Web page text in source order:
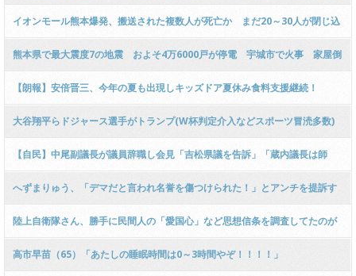
時代に左派の有名人が言ってたら絶対炎上するやろな
イオンモール熊本爆発、搬送された複数人が死亡か まだ20～30人が閉じ込
められ安否不明
熊本県で最大震度7の地震 およそ4万6000戸が停電 宇城市で火事 家屋倒
壊・怪我人情報多数、イオンモールで爆発音
【朗報】安倍晋三、今年の夏も出現しキッズドア夏休み食料支援継続！
大谷翔平らドジャース選手がトランプ(W杯判定介入などスポーツ冒涜多数)
に媚びへつらい地元ファンから失望の声 欠席したベッツとキケには称賛
【自民】中尾副議長が議員辞職し会見「吉松県議を告訴」「蔵内議長は師
匠」 福岡県議会“金銭授受疑惑
へずまりゅう、「デマだと言われ名誉を傷つけられた！」とアンチを提訴す
るも敗訴wwwww
陸上自衛隊さん、勝手に民間人の「愛国心」など思想信条を調査してたのが
バレる
高市早苗（65）「あたしの睡眠時間は0～3時間やぞ！！！！」